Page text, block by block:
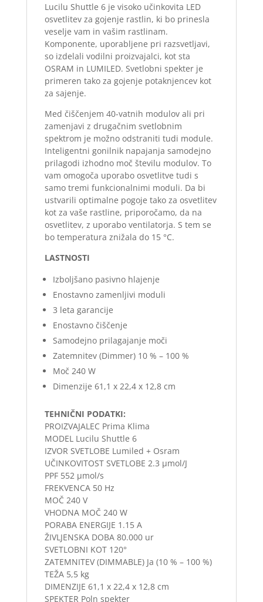
Lucilu Shuttle 6 je visoko učinkovita LED
osvetlitev za gojenje rastlin, ki bo prinesla
veselje vam in vašim rastlinam.
Komponente, uporabljene pri razsvetljavi,
so izdelali vodilni proizvajalci, kot sta
OSRAM in LUMILED. Svetlobni spekter je
primeren tako za gojenje potaknjencev kot
za sajenje.
Med čiščenjem 40-vatnih modulov ali pri
zamenjavi z drugačnim svetlobnim
spektrom je možno odstraniti tudi module.
Inteligentni gonilnik napajanja samodejno
prilagodi izhodno moč številu modulov. To
vam omogoča uporabo osvetlitve tudi s
samo tremi funkcionalnimi moduli. Da bi
ustvarili optimalne pogoje tako za osvetlitev
kot za vaše rastline, priporočamo, da na
osvetlitev, z uporabo ventilatorja. S tem se
bo temperatura znižala do 15 °C.
LASTNOSTI
Izboljšano pasivno hlajenje
Enostavno zamenljivi moduli
3 leta garancije
Enostavno čiščenje
Samodejno prilagajanje moči
Zatemnitev (Dimmer) 10 % – 100 %
Moč 240 W
Dimenzije 61,1 x 22,4 x 12,8 cm
TEHNIČNI PODATKI:
PROIZVAJALEC Prima Klima
MODEL Lucilu Shuttle 6
IZVOR SVETLOBE Lumiled + Osram
UČINKOVITOST SVETLOBE 2.3 µmol/J
PPF 552 µmol/s
FREKVENCA 50 Hz
MOČ 240 V
VHODNA MOČ 240 W
PORABA ENERGIJE 1.15 A
ŽIVLJENSKA DOBA 80.000 ur
SVETLOBNI KOT 120°
ZATEMNITEV (DIMMABLE) Ja (10 % – 100 %)
TEŽA 5,5 kg
DIMENZIJE 61,1 x 22,4 x 12,8 cm
SPEKTER Poln spekter